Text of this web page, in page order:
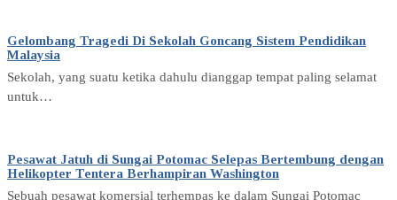
Gelombang Tragedi Di Sekolah Goncang Sistem Pendidikan
Malaysia
Sekolah, yang suatu ketika dahulu dianggap tempat paling selamat
untuk…
Pesawat Jatuh di Sungai Potomac Selepas Bertembung dengan
Helikopter Tentera Berhampiran Washington
Sebuah pesawat komersial terhempas ke dalam Sungai Potomac